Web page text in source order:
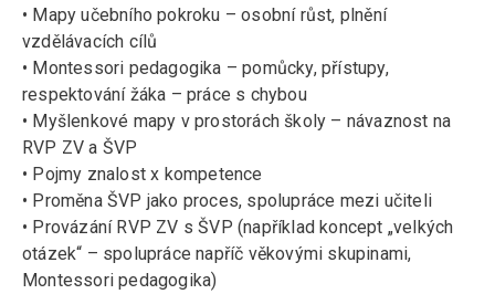
• Mapy učebního pokroku – osobní růst, plnění
vzdělávacích cílů
• Montessori pedagogika – pomůcky, přístupy,
respektování žáka – práce s chybou
• Myšlenkové mapy v prostorách školy – návaznost na
RVP ZV a ŠVP
• Pojmy znalost x kompetence
• Proměna ŠVP jako proces, spolupráce mezi učiteli
• Provázání RVP ZV s ŠVP (například koncept „velkých
otázek“ – spolupráce napříč věkovými skupinami,
Montessori pedagogika)